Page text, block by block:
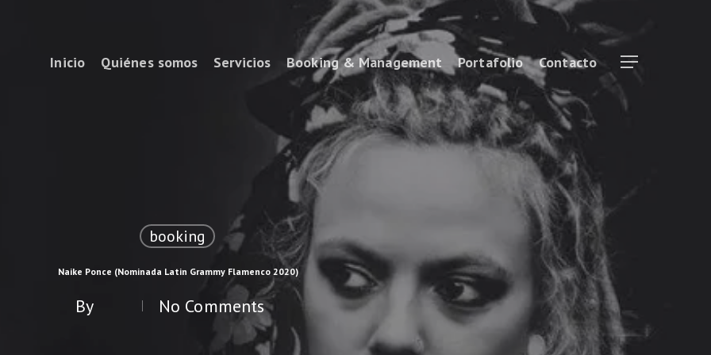
Inicio Quiénes somos Servicios Booking & Management Portafolio Contacto Menu
booking
Naike Ponce (Nominada Latin Grammy Flamenco 2020)
By No Comments